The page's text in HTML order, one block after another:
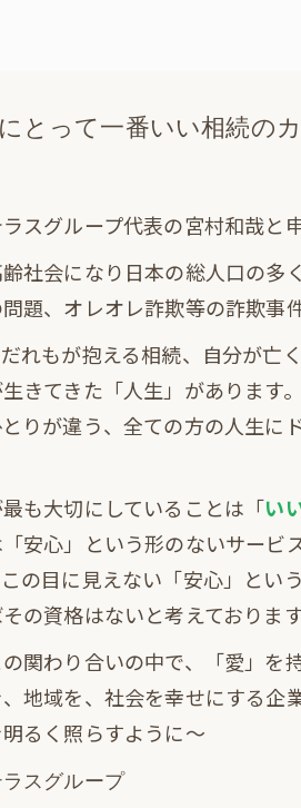
とって一番いい相続の
スグループ代表の宮村和哉と
社会になり日本の総人口の多
題、オレオレ詐欺等の詐欺事
れもが抱える相続、自分が亡
きてきた「人生」があります。
とりが違う、全ての方の人生
も大切にしていることは「い
安心」という形のないサービ
の目に見えない「安心」とい
の資格はないと考えております
関わり合いの中で、「愛」を
地域を、社会を幸せにする企
るく照らすように〜
スグループ